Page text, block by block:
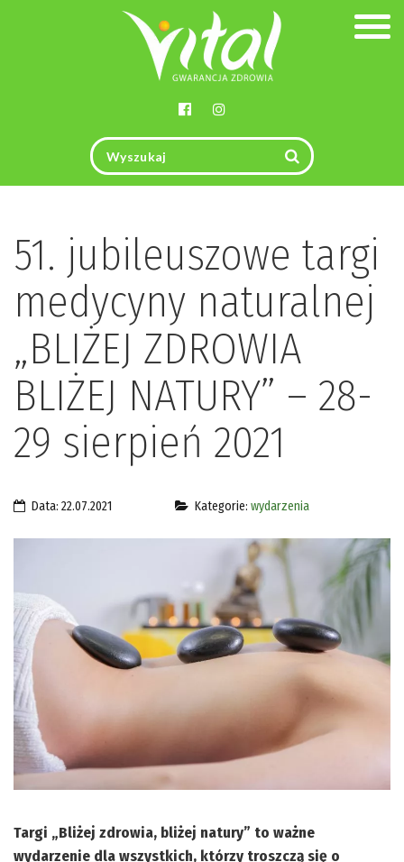
51. jubileuszowe targi
medycyny naturalnej
„BLIŻEJ ZDROWIA
BLIŻEJ NATURY” – 28-
29 sierpień 2021
Data: 22.07.2021 Kategorie: wydarzenia
Targi „Bliżej zdrowia, bliżej natury” to ważne
wydarzenie dla wszystkich, którzy troszczą się o